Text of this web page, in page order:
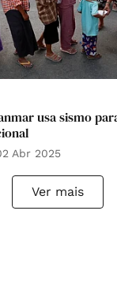
usa sismo
Abr 2025
Ver mais